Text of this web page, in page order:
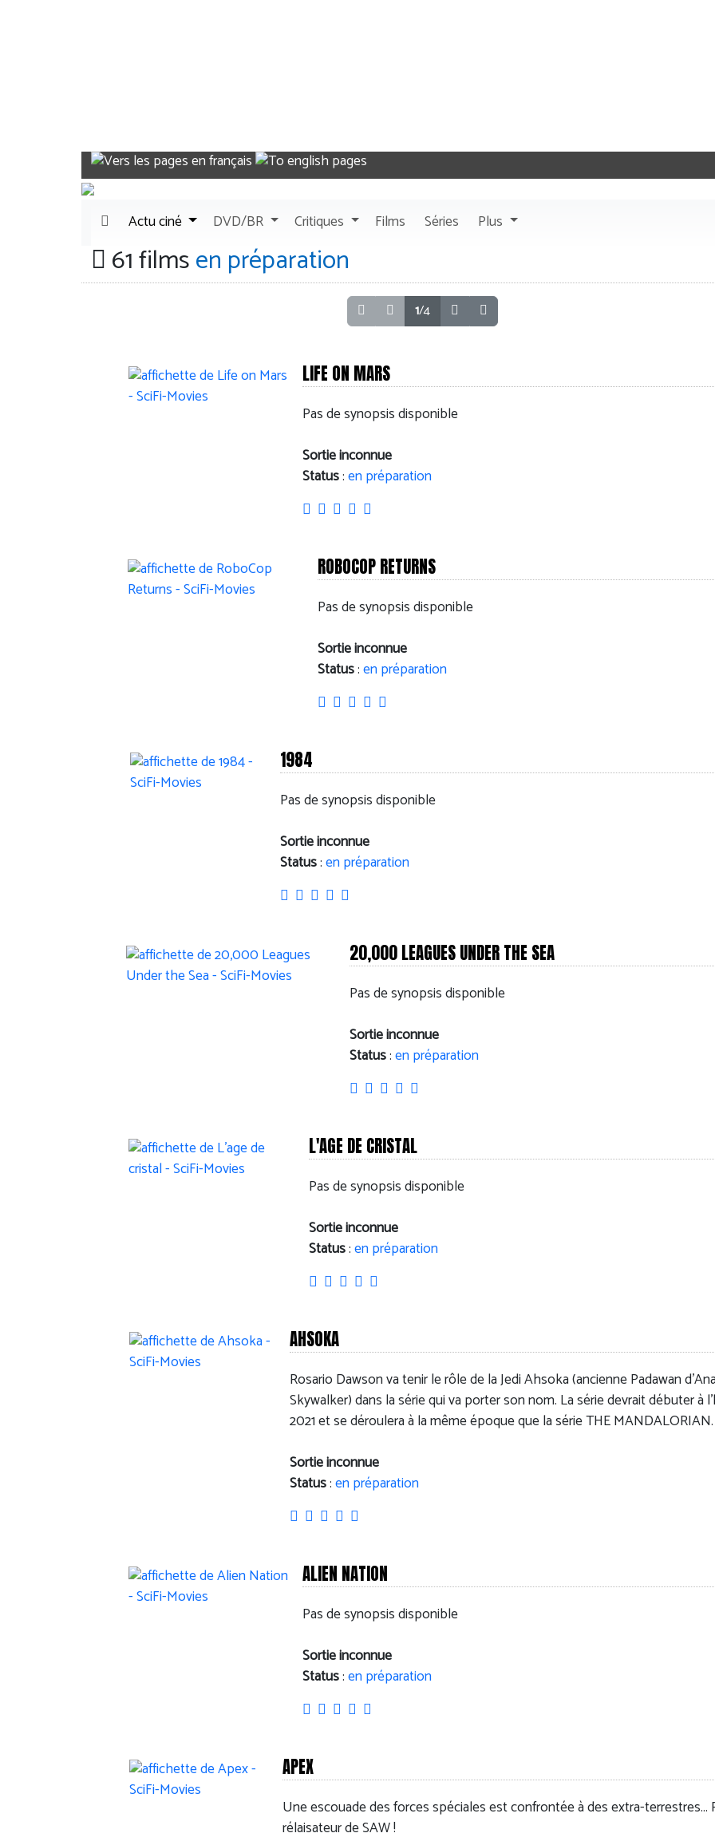
Actuciné DVD/BR Critiques Films Séries Plus
61 filmsen préparation
1/4
LIFE ON MARS
Pas de synopsis disponible
Sortie inconnue
Status:en préparation
ROBOCOP RETURNS
Pas de synopsis disponible
Sortie inconnue
Status:en préparation
1984
Pas de synopsis disponible
Sortie inconnue
Status:en préparation
20,000 LEAGUES UNDER THE SEA
Pas de synopsis disponible
Sortie inconnue
Status:en préparation
L'AGE DE CRISTAL
Pas de synopsis disponible
Sortie inconnue
Status:en préparation
AHSOKA
Rosario Dawson va tenir le rôle de la Jedi Ahsoka (ancienne Padawan
Skywalker) dans la série qui va porter son nom. La série devrait débuter à
2021 et se déroulera à la même époque que la série THE MANDALORIAN.
Sortie inconnue
Status:en préparation
ALIEN NATION
Pas de synopsis disponible
Sortie inconnue
Status:en préparation
APEX
Une escouade des forces spéciales est confrontée à des extra-terrestres...
rélaisateur de SAW !